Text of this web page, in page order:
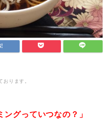
おります。
ングっていつなの？」